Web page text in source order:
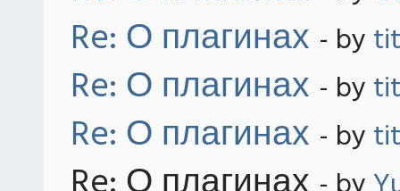
Re: О плагинах - by tit
Re: О плагинах - by tit
Re: О плагинах - by tit